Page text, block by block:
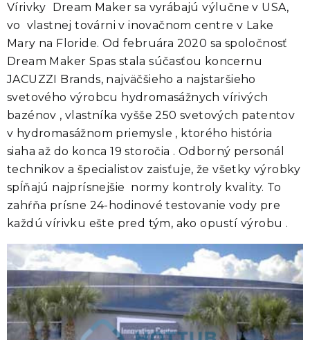
Vírivky Dream Maker sa vyrábajú výlučne v USA,
vo vlastnej továrni v inovačnom centre v Lake
Mary na Floride. Od februára 2020 sa spoločnosť
Dream Maker Spas stala súčasťou koncernu
JACUZZI Brands, najväčšieho a najstaršieho
svetového výrobcu hydromasážnych vírivých
bazénov , vlastníka vyšše 250 svetových patentov
v hydromasážnom priemysle , ktorého história
siaha až do konca 19 storočia . Odborný personál
technikov a špecialistov zaisťuje, že všetky výrobky
spĺňajú najprísnejšie normy kontroly kvality. To
zahŕňa prísne 24-hodinové testovanie vody pre
každú vírivku ešte pred tým, ako opustí výrobu .